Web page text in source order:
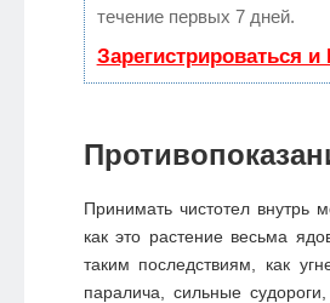
течение первых 7 дней.
Зарегистрироваться
Принимать чистотел внутрь
как это растение весьма
таким последствиям, как
паралича, сильные